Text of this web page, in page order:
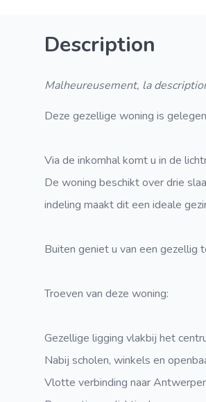
Description
Malheureusement, la
Deze gezellige woning is
Via de inkomhal komt u in de
De woning beschikt over drie
indeling maakt dit een ideale
Buiten geniet u van een gezellig
Troeven van deze woning:
Gezellige ligging vlakbij het
Nabij scholen, winkels en
Vlotte verbinding naar